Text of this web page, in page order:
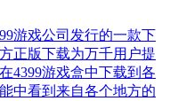
游戏公司发行的一款下
正版下载为万千用户提
4399游戏盒中下载到各
中看到来自各个地方的